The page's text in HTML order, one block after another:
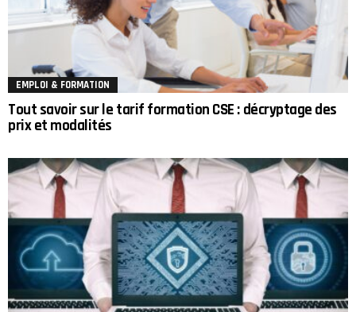
EMPLOI & FORMATION
Tout savoir sur le tarif formation CSE : décryptage des
prix et modalités